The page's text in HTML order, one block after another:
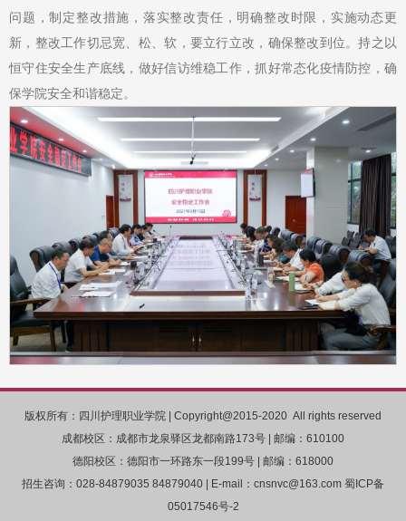
问题，制定整改措施，落实整改责任，明确整改时限，实施动态更
新，整改工作切忌宽、松、软，要立行立改，确保整改到位。持之以
恒守住安全生产底线，做好信访维稳工作，抓好常态化疫情防控，确
保学院安全和谐稳定。
版权所有：四川护理职业学院 | Copyright@2015-2020 All rights reserved
成都校区：成都市龙泉驿区龙都南路173号 | 邮编：610100
德阳校区：德阳市一环路东一段199号 | 邮编：618000
招生咨询：028-84879035 84879040 | E-mail：cnsnvc@163.com 蜀ICP备
05017546号-2